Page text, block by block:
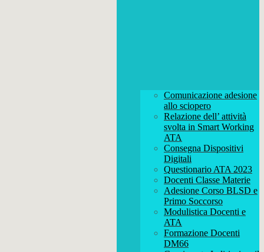
Comunicazione adesione
allo sciopero
Relazione dell’ attività
svolta in Smart Working
ATA
Consegna Dispositivi
Digitali
Questionario ATA 2023
Docenti Classe Materie
Adesione Corso BLSD e
Primo Soccorso
Modulistica Docenti e
ATA
Formazione Docenti
DM66